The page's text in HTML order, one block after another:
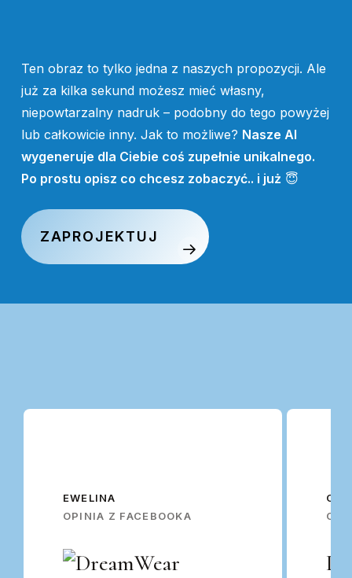
Ten obraz to tylko jedna z naszych propozycji. Ale
już za kilka sekund możesz mieć własny,
niepowtarzalny nadruk – podobny do tego powyżej
lub całkowicie inny. Jak to możliwe? Nasze AI
wygeneruje dla Ciebie coś zupełnie unikalnego.
Po prostu opisz co chcesz zobaczyć.. i już😇
ZAPROJEKTUJ
EWELINA
OPINIA Z FACEBOOKA